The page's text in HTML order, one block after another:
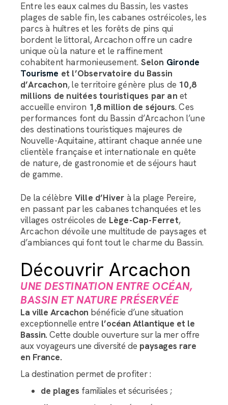
Entre les eaux calmes du Bassin, les vastes
plages de sable fin, les cabanes ostréicoles, les
parcs à huîtres et les forêts de pins qui
bordent le littoral, Arcachon offre un cadre
unique où la nature et le raffinement
cohabitent harmonieusement. Selon Gironde
Tourisme et l’Observatoire du Bassin
d’Arcachon, le territoire génère plus de 10,8
millions de nuitées touristiques par an et
accueille environ 1,8 million de séjours. Ces
performances font du Bassin d’Arcachon l’une
des destinations touristiques majeures de
Nouvelle-Aquitaine, attirant chaque année une
clientèle française et internationale en quête
de nature, de gastronomie et de séjours haut
de gamme.
De la célèbre Ville d’Hiver à la plage Pereire,
en passant par les cabanes tchanquées et les
villages ostréicoles de Lège-Cap-Ferret,
Arcachon dévoile une multitude de paysages et
d’ambiances qui font tout le charme du Bassin.
Découvrir Arcachon
UNE DESTINATION ENTRE OCÉAN,
BASSIN ET NATURE PRÉSERVÉE
La ville Arcachon bénéficie d’une situation
exceptionnelle entre l’océan Atlantique et le
Bassin. Cette double ouverture sur la mer offre
aux voyageurs une diversité de paysages rare
en France.
La destination permet de profiter :
de plages familiales et sécurisées ;